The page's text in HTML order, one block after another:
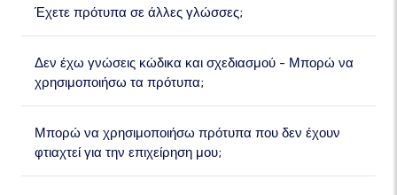
Έχετε πρότυπα σε άλλες γλώσσες;
Δεν έχω γνώσεις κώδικα και σχεδιασμού - Μπορώ να
χρησιμοποιήσω τα πρότυπα;
Μπορώ να χρησιμοποιήσω πρότυπα που δεν έχουν
φτιαχτεί για την επιχείρηση μου;